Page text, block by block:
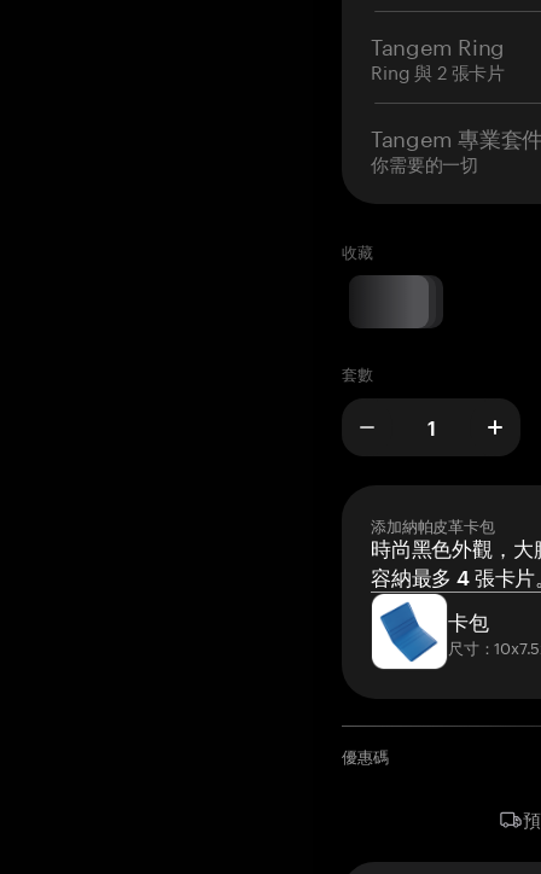
Tangem Ring
Ring 與 2 張卡片
Tangem 專業套
你需要的一切
收藏
套數
添加納帕皮革卡包
時尚黑色外觀，大
容納最多 4 張卡片
卡包
尺寸：
優惠碼